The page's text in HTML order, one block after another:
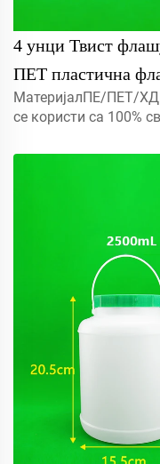
4 унци Твист
ПЕТ пластична
за затварање за
МатеријалПЕ/ПЕТ/
се користи са 100%
амбалажу